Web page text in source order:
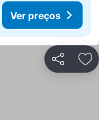
Ver preços
Partilhar